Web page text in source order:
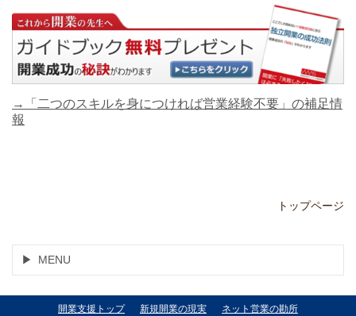
→「二つのスキルを身につければ営業経験不要」の補足情
報
トップページ
MENU
開業支援トップ 新規開業の現実
ネット営業の勘所